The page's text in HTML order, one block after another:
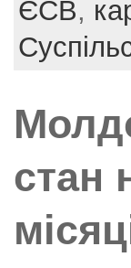
e
b
k
er
ЄСВ,
стан